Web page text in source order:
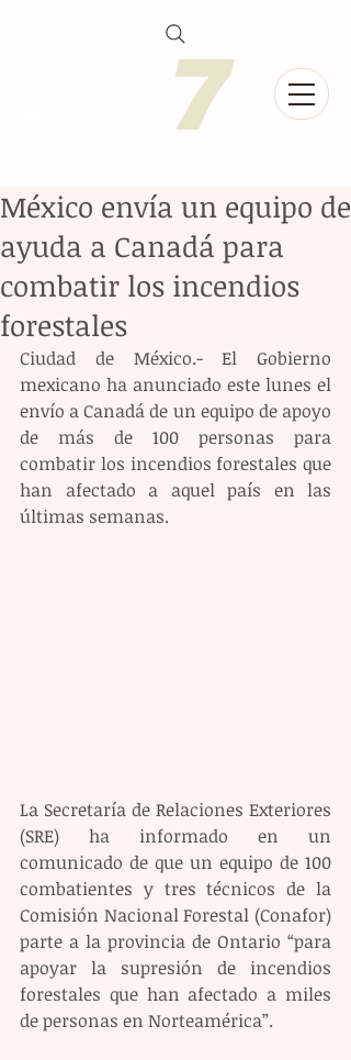
México envía un equipo de
ayuda a Canadá para
combatir los incendios
forestales
Ciudad de México.- El Gobierno
mexicano ha anunciado este lunes el
envío a Canadá de un equipo de apoyo
de más de 100 personas para
combatir los incendios forestales que
han afectado a aquel país en las
últimas semanas.
La Secretaría de Relaciones Exteriores
(SRE) ha informado en un
comunicado de que un equipo de 100
combatientes y tres técnicos de la
Comisión Nacional Forestal (Conafor)
parte a la provincia de Ontario “para
apoyar la supresión de incendios
forestales que han afectado a miles
de personas en Norteamérica”.